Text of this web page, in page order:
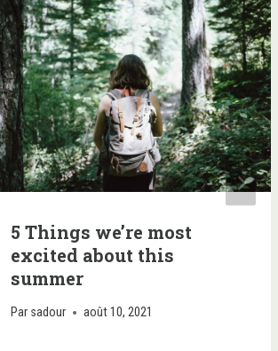
5 Things we’re most
excited about this
summer
Par sadour août 10, 2021